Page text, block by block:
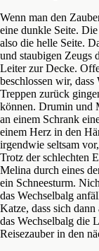
Wenn man den
eine dunkle Seite.
also die helle Seite.
und staubigen Zeugs
Leiter zur Decke.
beschlossen wir,
Treppen zurück
können. Drumin und
an einem Schrank
einem Herz in den
irgendwie seltsam
Trotz der schlechten
Melina durch eines
ein Schneesturm.
das Wechselbalg
Katze, dass sich
das Wechselbalg die
Reisezauber in den